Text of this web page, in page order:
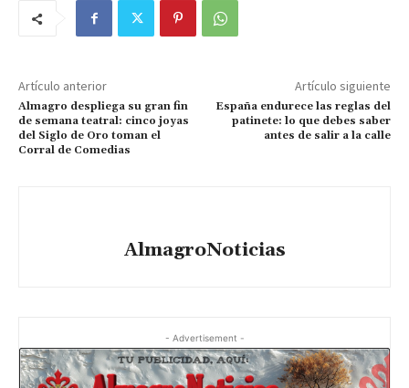
Artículo anterior
Almagro despliega su gran fin
de semana teatral: cinco joyas
del Siglo de Oro toman el
Corral de Comedias
Artículo siguiente
España endurece las reglas del
patinete: lo que debes saber
antes de salir a la calle
AlmagroNoticias
- Advertisement -